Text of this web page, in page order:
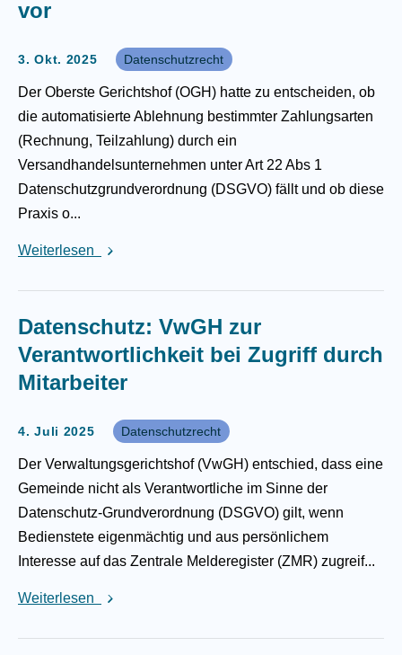
vor
3. Okt. 2025 Datenschutzrecht
Der Oberste Gerichtshof (OGH) hatte zu entscheiden, ob
die automatisierte Ablehnung bestimmter Zahlungsarten
(Rechnung, Teilzahlung) durch ein
Versandhandelsunternehmen unter Art 22 Abs 1
Datenschutzgrundverordnung (DSGVO) fällt und ob diese
Praxis o...
Weiterlesen
Datenschutz: VwGH zur
Verantwortlichkeit bei Zugriff durch
Mitarbeiter
4. Juli 2025 Datenschutzrecht
Der Verwaltungsgerichtshof (VwGH) entschied, dass eine
Gemeinde nicht als Verantwortliche im Sinne der
Datenschutz-Grundverordnung (DSGVO) gilt, wenn
Bedienstete eigenmächtig und aus persönlichem
Interesse auf das Zentrale Melderegister (ZMR) zugreif...
Weiterlesen